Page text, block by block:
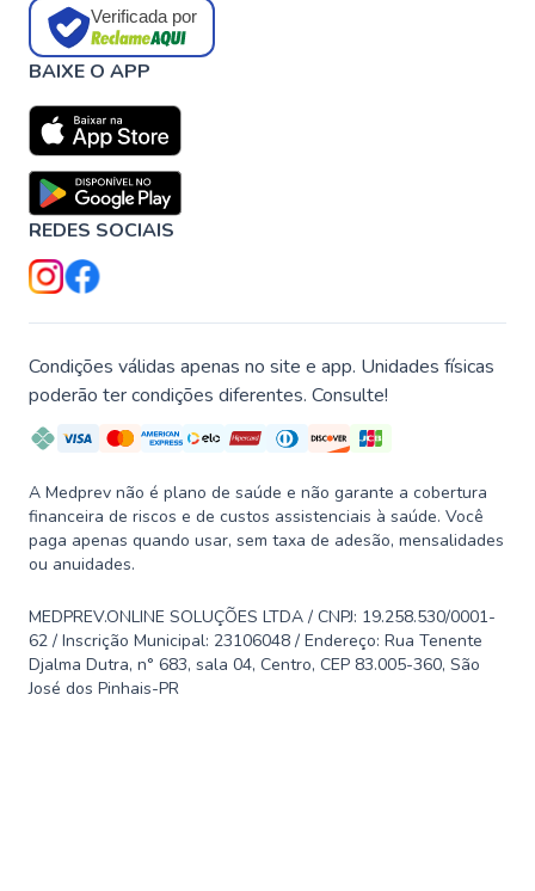
Verificada por
BAIXE O APP
REDES SOCIAIS
Condições válidas apenas no site e app. Unidades físicas
poderão ter condições diferentes. Consulte!
A Medprev não é plano de saúde e não garante a cobertura
financeira de riscos e de custos assistenciais à saúde. Você
paga apenas quando usar, sem taxa de adesão, mensalidades
ou anuidades.
MEDPREV.ONLINE SOLUÇÕES LTDA / CNPJ: 19.258.530/0001-
62 / Inscrição Municipal: 23106048 / Endereço: Rua Tenente
Djalma Dutra, n° 683, sala 04, Centro, CEP 83.005-360, São
José dos Pinhais-PR